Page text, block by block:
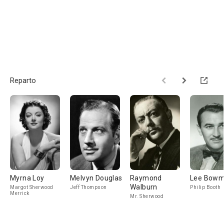
Reparto
Myrna Loy
Margot Sherwood
Merrick
Melvyn Douglas
Jeff Thompson
Raymond
Walburn
Mr. Sherwood
Lee
Philip Booth